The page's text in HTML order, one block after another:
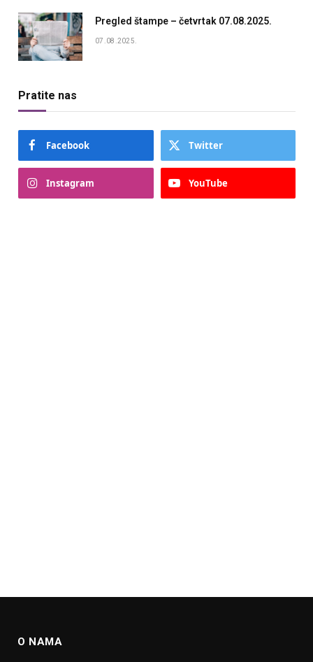
Pregled štampe – četvrtak 07.08.2025.
07.08.2025.
Pratite nas
Facebook Twitter
Instagram YouTube
O NAMA